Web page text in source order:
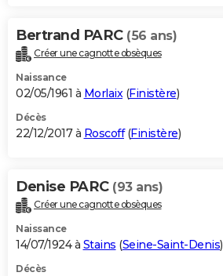
Bertrand PARC (56 ans)
Créer une cagnotte obsèques
Naissance
02/05/1961 à Morlaix(Finistère)
Décès
22/12/2017 à Roscoff(Finistère)
Denise PARC (93 ans)
Créer une cagnotte obsèques
Naissance
14/07/1924 à Stains (Seine-Saint-Denis)
Décès